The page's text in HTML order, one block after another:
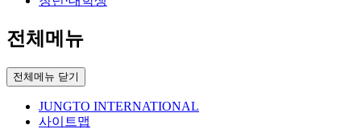
전체메뉴
전체메뉴 닫기
JUNGTO INTERNATIONAL
사이트맵